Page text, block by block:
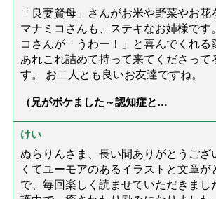
「良妻賢母」さんがお米や野菜やお花
マナミコさんも、ステキなお姉様です
コさんが「うわー！」と喜んでくれる
あれこれ詰めて持って来てくださって
す。 お二人とも良いお友達ですね。
（兄がボケました～認知症と介
達』が届きました」）
けい
ぬらりんさま、長い間ありがとうござ
くてユーモアのあるイラストと文章が
で、毎回楽しく読ませていただきまし